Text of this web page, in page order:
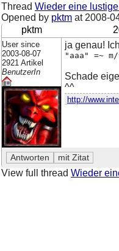
Thread Wieder eine
Opened by pktm at 2008-
pktm
User since
2003-08-07
2921 Artikel
BenutzerIn
ja genau!
"aaa" =~
Schade
^^
http://
View full thread Wieder